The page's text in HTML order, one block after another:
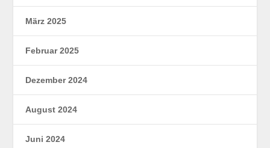
März 2025
Februar 2025
Dezember 2024
August 2024
Juni 2024